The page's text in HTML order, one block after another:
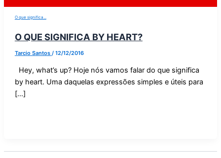
O que significa...
O QUE SIGNIFICA BY HEART?
Tarcio Santos / 12/12/2016
Hey, what’s up? Hoje nós vamos falar do que significa
by heart. Uma daquelas expressões simples e úteis para
[…]